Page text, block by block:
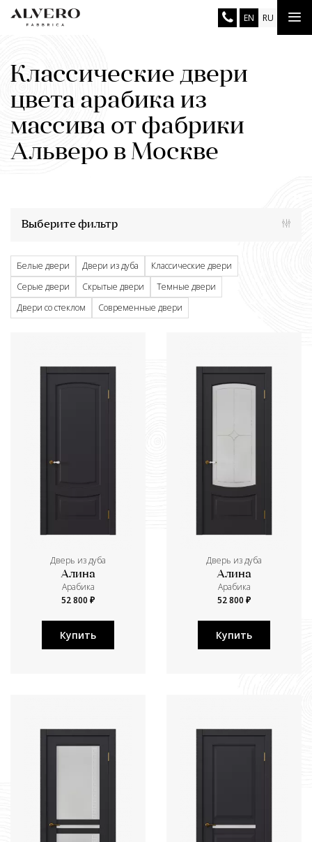
Перейти
EN RU
Классические двери
цвета арабика из
массива от фабрики
Альверо в Москве
Выберите фильтр
Белые двери Двери из дуба
Классические двери
Серые двери
Скрытые двери
Темные двери
Двери со стеклом
Современные двери
Дверь из дуба
Алина
Aрабика
52 800 ₽
Купить
Дверь из дуба
Алина
Aрабика
52 800 ₽
Купить